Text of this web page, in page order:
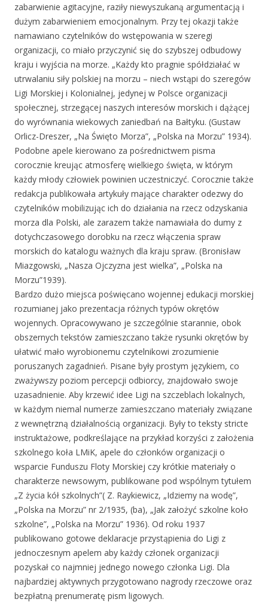
zabarwienie agitacyjne, raziły niewyszukaną argumentacją i
dużym zabarwieniem emocjonalnym. Przy tej okazji także
namawiano czytelników do wstępowania w szeregi
organizacji, co miało przyczynić się do szybszej odbudowy
kraju i wyjścia na morze. „Każdy kto pragnie spółdziałać w
utrwalaniu siły polskiej na morzu – niech wstąpi do szeregów
Ligi Morskiej i Kolonialnej, jedynej w Polsce organizacji
społecznej, strzegącej naszych interesów morskich i dążącej
do wyrównania wiekowych zaniedbań na Bałtyku. (Gustaw
Orlicz-Dreszer, „Na Święto Morza”, „Polska na Morzu” 1934).
Podobne apele kierowano za pośrednictwem pisma
corocznie kreując atmosferę wielkiego święta, w którym
każdy młody człowiek powinien uczestniczyć. Corocznie także
redakcja publikowała artykuły mające charakter odezwy do
czytelników mobilizując ich do działania na rzecz odzyskania
morza dla Polski, ale zarazem także namawiała do dumy z
dotychczasowego dorobku na rzecz włączenia spraw
morskich do katalogu ważnych dla kraju spraw. (Bronisław
Miazgowski, „Nasza Ojczyzna jest wielka”, „Polska na
Morzu”1939).
Bardzo dużo miejsca poświęcano wojennej edukacji morskiej
rozumianej jako prezentacja różnych typów okrętów
wojennych. Opracowywano je szczególnie starannie, obok
obszernych tekstów zamieszczano także rysunki okrętów by
ułatwić mało wyrobionemu czytelnikowi zrozumienie
poruszanych zagadnień. Pisane były prostym językiem, co
zważywszy poziom percepcji odbiorcy, znajdowało swoje
uzasadnienie. Aby krzewić idee Ligi na szczeblach lokalnych,
w każdym niemal numerze zamieszczano materiały związane
z wewnętrzną działalnością organizacji. Były to teksty stricte
instruktażowe, podkreślające na przykład korzyści z założenia
szkolnego koła LMiK, apele do członków organizacji o
wsparcie Funduszu Floty Morskiej czy krótkie materiały o
charakterze newsowym, publikowane pod wspólnym tytułem
„Z życia kół szkolnych”( Z. Raykiewicz, „Idziemy na wodę”,
„Polska na Morzu” nr 2/1935, (ba), „Jak założyć szkolne koło
szkolne”, „Polska na Morzu” 1936). Od roku 1937
publikowano gotowe deklaracje przystąpienia do Ligi z
jednoczesnym apelem aby każdy członek organizacji
pozyskał co najmniej jednego nowego członka Ligi. Dla
najbardziej aktywnych przygotowano nagrody rzeczowe oraz
bezpłatną prenumeratę pism ligowych.